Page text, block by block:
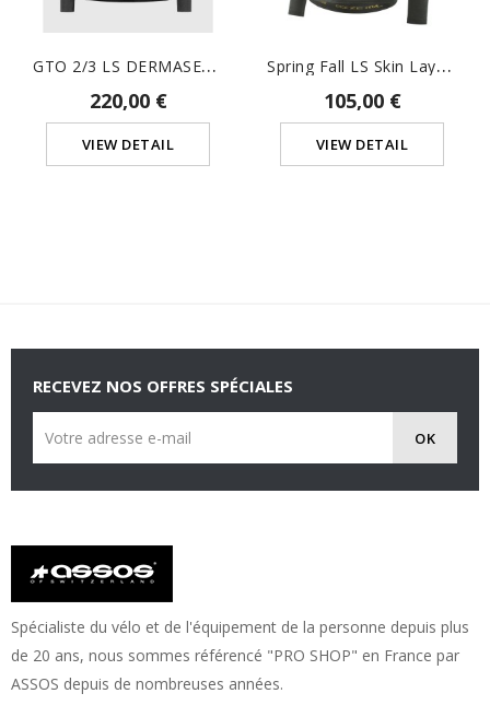
G
TO 2/3 LS DERMASENSOR
220,00 €
VIEW DETAIL
S
Pring Fall LS Skin Layer P1
105,00 €
VIEW DETAIL
RECEVEZ NOS OFFRES SPÉCIALES
Spécialiste du vélo et de l'équipement de la personne depuis plus
de 20 ans, nous sommes référencé "PRO SHOP" en France par
ASSOS depuis de nombreuses années.